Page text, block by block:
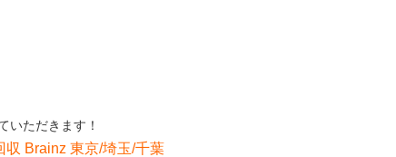
いただきます！
収 Brainz 東京/埼玉/千葉